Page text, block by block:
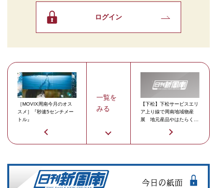
ログイン
［MOVIX周南今月のオス
スメ］『秒速5センチメー
トル』
一覧を
みる
【下松】下松サービスエリ
ア上り線で周南地域物産
展 地元産品やはたらく